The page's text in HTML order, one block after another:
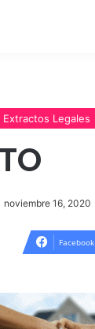
Extractos Legales
noviembre 16, 2020
Facebook